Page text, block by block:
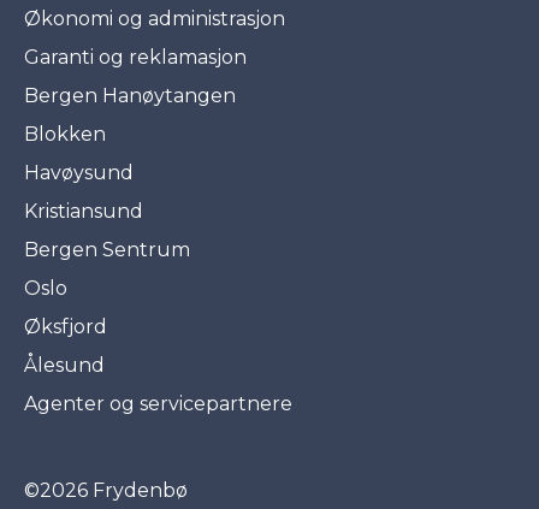
Økonomi og administrasjon
Garanti og reklamasjon
Bergen Hanøytangen
Blokken
Havøysund
Kristiansund
Bergen Sentrum
Oslo
Øksfjord
Ålesund
Agenter og servicepartnere
©2026 Frydenbø